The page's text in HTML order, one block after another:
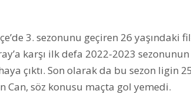
3. sezonunu geçiren 26 yaşındaki
karşı ilk defa 2022-2023
çıktı. Son olarak da bu sezon ligin
Can, söz konusu maçta gol yemedi.